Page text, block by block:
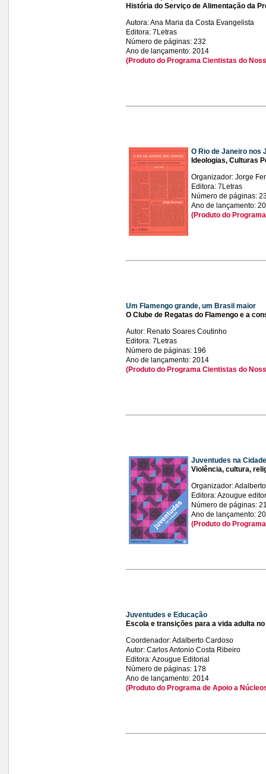
História do Serviço de Alimentação da
Autora: Ana Maria da Costa Evangelista
Editora: 7Letras
Número de páginas: 232
Ano de lançamento: 2014
(Produto do Programa Cientistas do
O Rio de Janeiro nos
Ideologias, Culturas
Organizador: Jorge
Editora: 7Letras
Número de páginas:
Ano de lançamento:
(Produto do
Um Flamengo grande, um Brasil maior
O Clube de Regatas do Flamengo e a
Autor: Renato Soares Coutinho
Editora: 7Letras
Número de páginas: 196
Ano de lançamento: 2014
(Produto do Programa Cientistas do
Juventudes na Cidade
Violência, cultura,
Organizador:
Editora: Azougue
Número de páginas:
Ano de lançamento:
(Produto do
Juventudes e Educação
Escola e transições para a vida adulta
Coordenador: Adalberto Cardoso
Autor: Carlos Antonio Costa Ribeiro
Editora: Azougue Editorial
Número de páginas: 178
Ano de lançamento: 2014
(Produto do Programa de Apoio a